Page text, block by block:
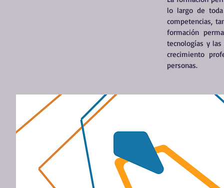
lo largo de
competencias,
formación
tecnologías y las
crecimiento
personas.